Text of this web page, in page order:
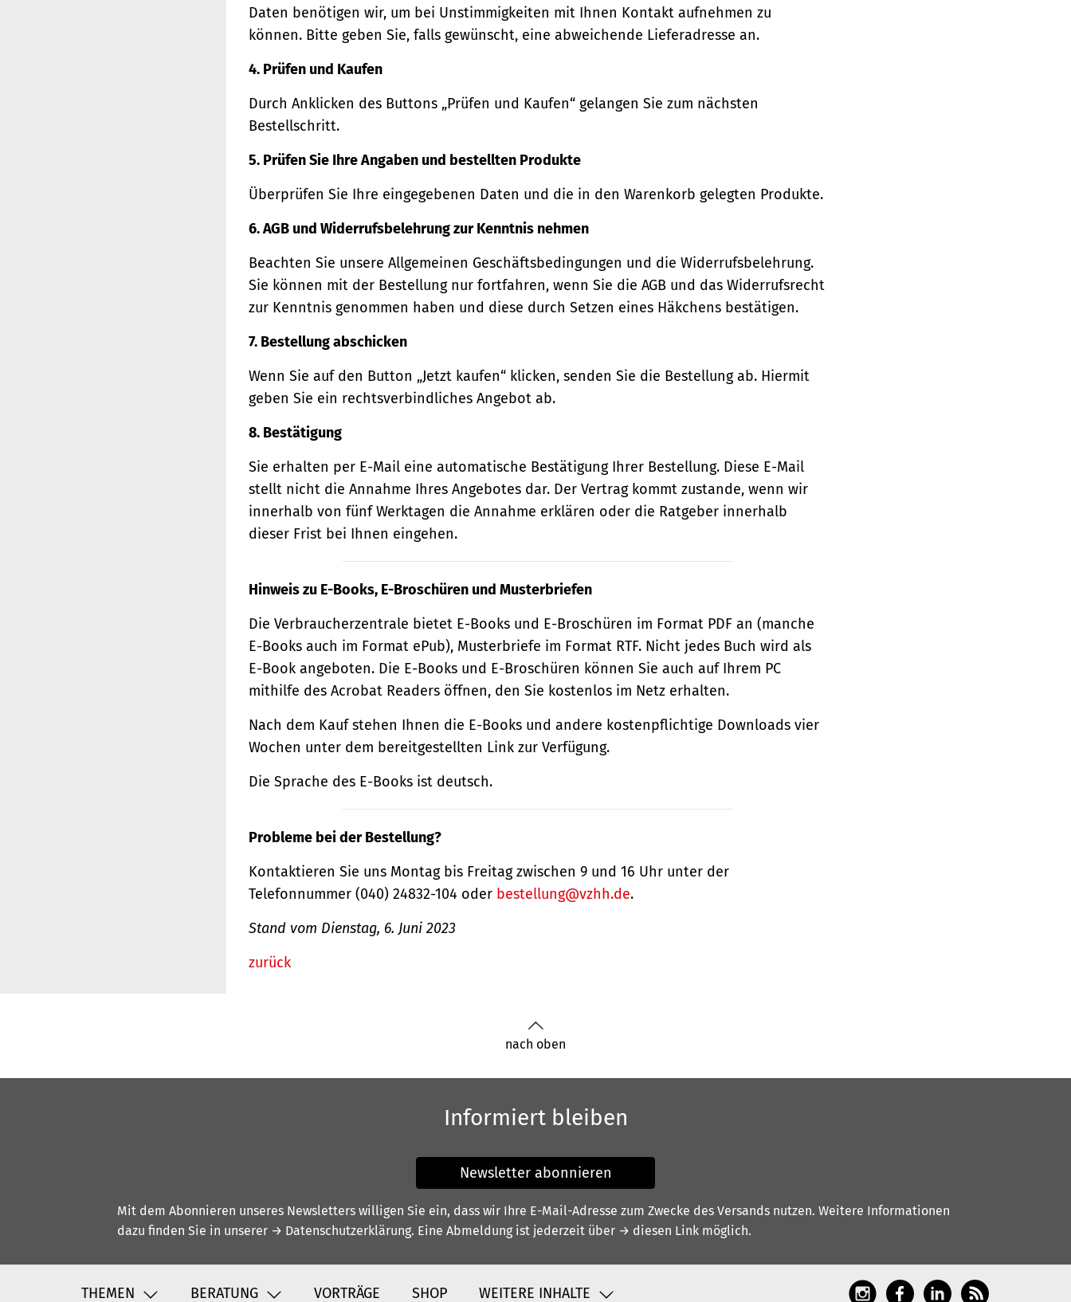
Daten benötigen wir, um bei Unstimmigkeiten mit Ihnen Kontakt aufnehmen zu
können. Bitte geben Sie, falls gewünscht, eine abweichende Lieferadresse an.
4. Prüfen und Kaufen
Durch Anklicken des Buttons „Prüfen und Kaufen“ gelangen Sie zum nächsten
Bestellschritt.
5. Prüfen Sie Ihre Angaben und bestellten Produkte
Überprüfen Sie Ihre eingegebenen Daten und die in den Warenkorb gelegten Produkte.
6. AGB und Widerrufsbelehrung zur Kenntnis nehmen
Beachten Sie unsere Allgemeinen Geschäftsbedingungen und die Widerrufsbelehrung.
Sie können mit der Bestellung nur fortfahren, wenn Sie die AGB und das Widerrufsrecht
zur Kenntnis genommen haben und diese durch Setzen eines Häkchens bestätigen.
7. Bestellung abschicken
Wenn Sie auf den Button „Jetzt kaufen“ klicken, senden Sie die Bestellung ab. Hiermit
geben Sie ein rechtsverbindliches Angebot ab.
8. Bestätigung
Sie erhalten per E-Mail eine automatische Bestätigung Ihrer Bestellung. Diese E-Mail
stellt nicht die Annahme Ihres Angebotes dar. Der Vertrag kommt zustande, wenn wir
innerhalb von fünf Werktagen die Annahme erklären oder die Ratgeber innerhalb
dieser Frist bei Ihnen eingehen.
Hinweis zu E-Books, E-Broschüren und Musterbriefen
Die Verbraucherzentrale bietet E-Books und E-Broschüren im Format PDF an (manche
E-Books auch im Format ePub), Musterbriefe im Format RTF. Nicht jedes Buch wird als
E-Book angeboten. Die E-Books und E-Broschüren können Sie auch auf Ihrem PC
mithilfe des Acrobat Readers öffnen, den Sie kostenlos im Netz erhalten.
Nach dem Kauf stehen Ihnen die E-Books und andere kostenpflichtige Downloads vier
Wochen unter dem bereitgestellten Link zur Verfügung.
Die Sprache des E-Books ist deutsch.
Probleme bei der Bestellung?
Kontaktieren Sie uns Montag bis Freitag zwischen 9 und 16 Uhr unter der
Telefonnummer (040) 24832-104 oder bestellung@vzhh.de.
Stand vom Dienstag, 6. Juni 2023
zurück
nach oben
Informiert bleiben
Newsletter abonnieren
Mit dem Abonnieren unseres Newsletters willigen Sie ein, dass wir Ihre E-Mail-Adresse zum Zwecke des Versands nutzen. Weitere Informationen
dazu finden Sie in unserer → Datenschutzerklärung. Eine Abmeldung ist jederzeit über → diesen Link möglich.
THEMEN BERATUNG VORTRÄGE SHOP WEITERE INHALTE